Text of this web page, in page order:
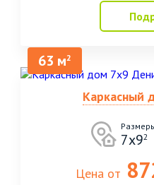
63 м2
Каркасный
7х92
Цена от